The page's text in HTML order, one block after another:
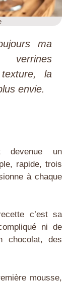
ma
la
envie.
devenue un
rapide, trois
à chaque
c’est sa
ni de
chocolat, des
mousse,